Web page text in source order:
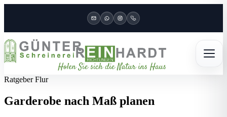
Ratgeber Flur
Garderobe nach Maß planen